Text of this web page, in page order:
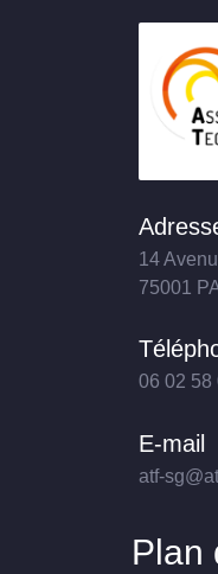
14
75001
06 02 58
E-mail
atf-
Plan